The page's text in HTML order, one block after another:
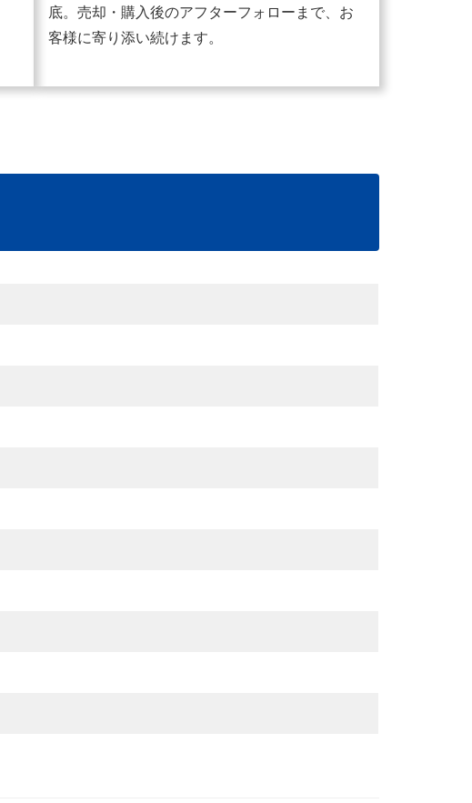
底。売却・購入後のアフターフォローまで、お
客様に寄り添い続けます。